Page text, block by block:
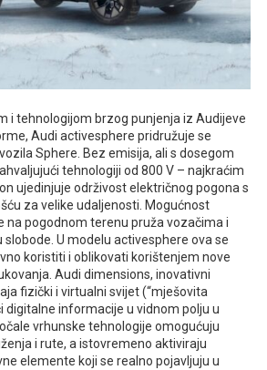
i tehnologijom brzog punjenja iz Audijeve
Audi activesphere pridružuje se
Sphere. Bez emisija, ali s dosegom
tehnologiji od 800 V – najkraćim
ujedinjuje održivost električnog pogona s
za velike udaljenosti. Mogućnost
na pogodnom terenu pruža vozačima i
U modelu activesphere ova se
koristiti i oblikovati korištenjem nove
Audi dimensions, inovativni
fizički i virtualni svijet (“mješovita
digitalne informacije u vidnom polju u
vrhunske tehnologije omogućuju
i rute, a istovremeno aktiviraju
elemente koji se realno pojavljuju u